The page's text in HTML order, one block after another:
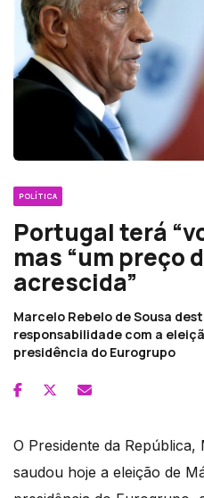
POLÍTICA
Portugal terá
mas “um preço
acrescida”
Marcelo Rebelo de Sousa
responsabilidade com a
presidência do Eurogrupo
O Presidente da
saudou hoje a eleição de